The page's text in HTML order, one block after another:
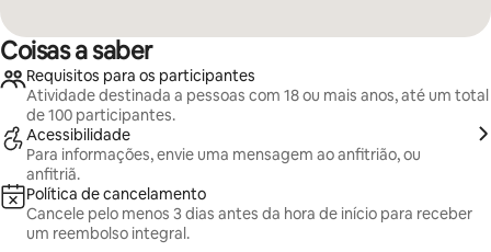
Coisas a saber
Requisitos para os participantes
Atividade destinada a pessoas com 18 ou mais anos, até um total
de 100 participantes.
Acessibilidade
Para informações, envie uma mensagem ao anfitrião, ou
anfitriã.
Política de cancelamento
Cancele pelo menos 3 dias antes da hora de início para receber
um reembolso integral.